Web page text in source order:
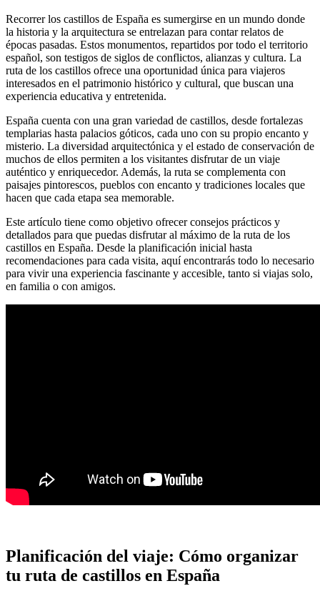
Recorrer los castillos de España es sumergirse en un mundo donde
la historia y la arquitectura se entrelazan para contar relatos de
épocas pasadas. Estos monumentos, repartidos por todo el territorio
español, son testigos de siglos de conflictos, alianzas y cultura. La
ruta de los castillos ofrece una oportunidad única para viajeros
interesados en el patrimonio histórico y cultural, que buscan una
experiencia educativa y entretenida.
España cuenta con una gran variedad de castillos, desde fortalezas
templarias hasta palacios góticos, cada uno con su propio encanto y
misterio. La diversidad arquitectónica y el estado de conservación de
muchos de ellos permiten a los visitantes disfrutar de un viaje
auténtico y enriquecedor. Además, la ruta se complementa con
paisajes pintorescos, pueblos con encanto y tradiciones locales que
hacen que cada etapa sea memorable.
Este artículo tiene como objetivo ofrecer consejos prácticos y
detallados para que puedas disfrutar al máximo de la ruta de los
castillos en España. Desde la planificación inicial hasta
recomendaciones para cada visita, aquí encontrarás todo lo necesario
para vivir una experiencia fascinante y accesible, tanto si viajas solo,
en familia o con amigos.
Planificación del viaje: Cómo organizar
tu ruta de castillos en España